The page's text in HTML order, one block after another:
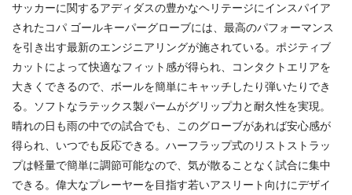
サッカーに関するアディダスの豊かなヘリテージにインスパイア
されたコパ ゴールキーパーグローブには、最高のパフォーマンス
を引き出す最新のエンジニアリングが施されている。ポジティブ
カットによって快適なフィット感が得られ、コンタクトエリアを
大きくできるので、ボールを簡単にキャッチしたり弾いたりでき
る。ソフトなラテックス製パームがグリップ力と耐久性を実現。
晴れの日も雨の中での試合でも、このグローブがあれば安心感が
得られ、いつでも反応できる。ハーフラップ式のリストストラッ
プは軽量で簡単に調節可能なので、気が散ることなく試合に集中
できる。偉大なプレーヤーを目指す若いアスリート向けにデザイ